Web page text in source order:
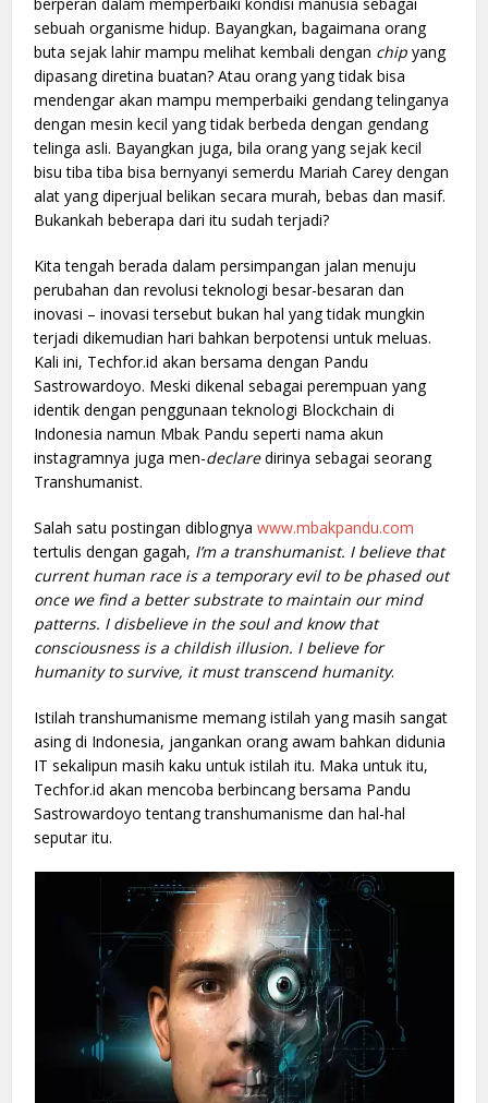
sebuah organisme hidup. Bayangkan, bagaimana orang
buta sejak lahir mampu melihat kembali dengan chipyang
dipasang diretina buatan? Atau orang yang tidak bisa
mendengar akan mampu memperbaiki gendang telinganya
dengan mesin kecil yang tidak berbeda dengan gendang
telinga asli. Bayangkan juga, bila orang yang sejak kecil
bisu tiba tiba bisa bernyanyi semerdu Mariah Carey dengan
alat yang diperjual belikan secara murah, bebas dan masif.
Bukankah beberapa dari itu sudah terjadi?
Kita tengah berada dalam persimpangan jalan menuju
perubahan dan revolusi teknologi besar-besaran dan
inovasi – inovasi tersebut bukan hal yang tidak mungkin
terjadi dikemudian hari bahkan berpotensi untuk meluas.
Kali ini, Techfor.id akan bersama dengan Pandu
Sastrowardoyo. Meski dikenal sebagai perempuan yang
identik dengan penggunaan teknologi Blockchain di
Indonesia namun Mbak Pandu seperti nama akun
instagramnya juga men-declaredirinya sebagai seorang
Transhumanist.
Salah satu postingan diblognyawww.mbakpandu.com
tertulis dengan gagah, I’m a transhumanist. I believe that
current human race is a temporary evil to be phased out
once we find a better substrate to maintain our mind
patterns. I disbelieve in the soul and know that
consciousness is a childish illusion. I believe for
humanity to survive, it must transcend humanity.
Istilah transhumanisme memang istilah yang masih sangat
asing di Indonesia, jangankan orang awam bahkan didunia
IT sekalipun masih kaku untuk istilah itu. Maka untuk itu,
Techfor.id akan mencoba berbincang bersama Pandu
Sastrowardoyo tentang transhumanisme dan hal-hal
seputar itu.